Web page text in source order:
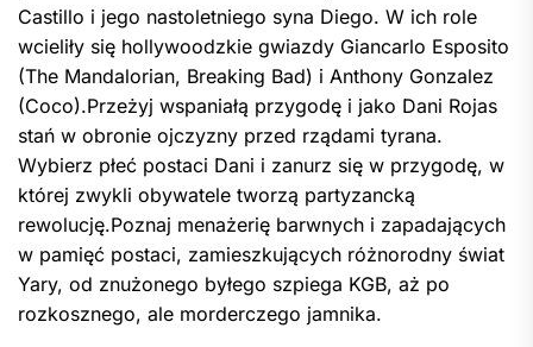
Castillo i jego nastoletniego syna Diego. W ich role
wcieliły się hollywoodzkie gwiazdy Giancarlo Esposito
(The Mandalorian, Breaking Bad) i Anthony Gonzalez
(Coco).Przeżyj wspaniałą przygodę i jako Dani Rojas
stań w obronie ojczyzny przed rządami tyrana.
Wybierz płeć postaci Dani i zanurz się w przygodę, w
której zwykli obywatele tworzą partyzancką
rewolucję.Poznaj menażerię barwnych i zapadających
w pamięć postaci, zamieszkujących różnorodny świat
Yary, od znużonego byłego szpiega KGB, aż po
rozkosznego, ale morderczego jamnika.